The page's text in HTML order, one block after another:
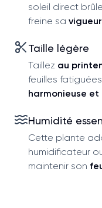
soleil direct
freine sa
Taille légère
Taillez au
feuilles
harmonieuse
Humidité
Cette plante
humidificateur
maintenir son